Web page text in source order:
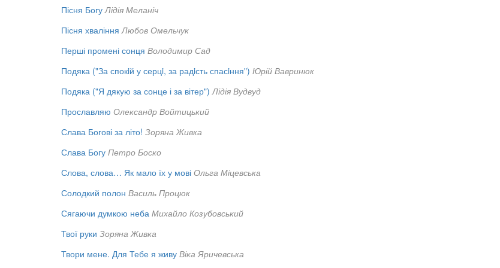
Пісня Богу Лідія Меланіч
Пісня хваління Любов Омельчук
Перші промені сонця Володимир Сад
Подяка ("За спокiй у серцi, за радiсть спасiння") Юрій Вавринюк
Подяка ("Я дякую за сонце і за вітер") Лідія Вудвуд
Прославляю Олександр Войтицький
Слава Богові за літо! Зоряна Живка
Слава Богу Петро Боско
Слова, слова… Як мало їх у мові Ольга Міцевська
Солодкий полон Василь Процюк
Сягаючи думкою неба Михайло Козубовський
Твої руки Зоряна Живка
Твори мене. Для Тебе я живу Віка Яричевська